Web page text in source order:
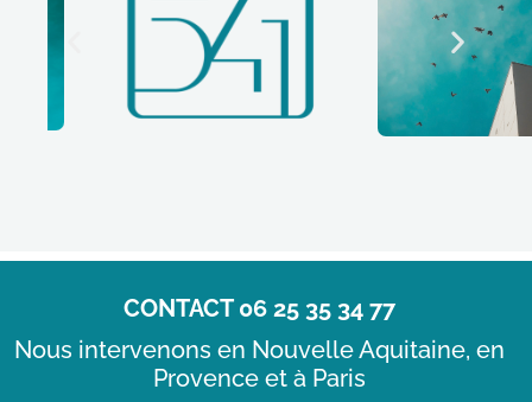
CONTACT 06 25 35 34 77
Nous intervenons en Nouvelle Aquitaine, en
Provence et à Paris